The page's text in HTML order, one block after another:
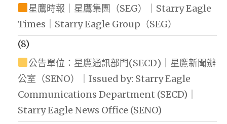
星鷹時報｜星鷹集團（SEG）｜Starry Eagle
Times｜Starry Eagle Group（SEG）
(8)
公告單位：星鷹通訊部門(SECD)｜星鷹新聞辦
公室（SENO）｜Issued by: Starry Eagle
Communications Department (SECD)｜
Starry Eagle News Office (SENO)